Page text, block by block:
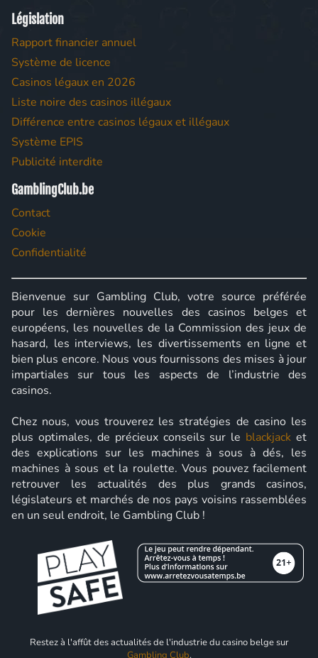
Législation
Rapport financier annuel
Système de licence
Casinos légaux en 2026
Liste noire des casinos illégaux
Différence entre casinos légaux et illégaux
Système EPIS
Publicité interdite
GamblingClub.be
Contact
Cookie
Confidentialité
Bienvenue sur Gambling Club, votre source préférée
pour les dernières nouvelles des casinos belges et
européens, les nouvelles de la Commission des jeux de
hasard, les interviews, les divertissements en ligne et
bien plus encore. Nous vous fournissons des mises à jour
impartiales sur tous les aspects de l’industrie des
casinos.
Chez nous, vous trouverez les stratégies de casino les
plus optimales, de précieux conseils sur le blackjack et
des explications sur les machines à sous à dés, les
machines à sous et la roulette. Vous pouvez facilement
retrouver les actualités des plus grands casinos,
législateurs et marchés de nos pays voisins rassemblées
en un seul endroit, le Gambling Club !
Restez à l'affût des actualités de l'industrie du casino belge sur
Gambling Club.